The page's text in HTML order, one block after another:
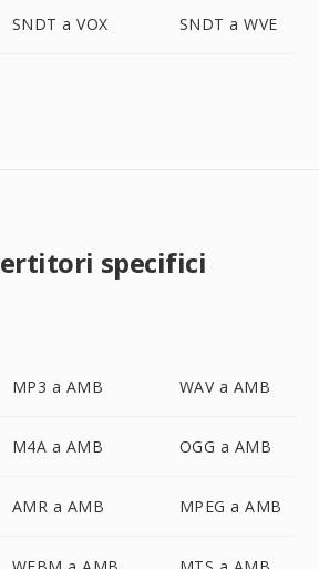
SNDT a VOX SNDT a WVE
specifici
MP3 a AMB WAV a AMB
M4A a AMB OGG a AMB
AMR a AMB MPEG a AMB